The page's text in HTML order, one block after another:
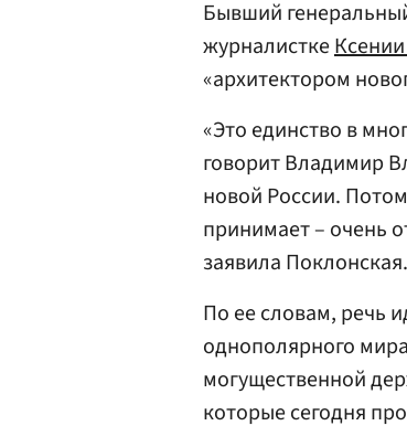
Бывший
журналистке
«архитектором
«Это единство в
говорит Владимир
новой России.
принимает – очень
заявила Поклонская.
По ее словам, речь
однополярного
могущественной
которые сегодня